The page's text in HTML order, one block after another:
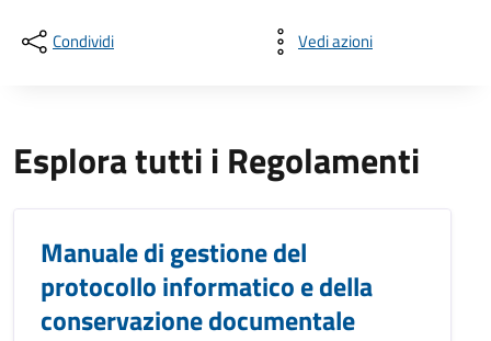
Condividi Vedi azioni
Esplora tutti i Regolamenti
Manuale di gestione del
protocollo informatico e della
conservazione documentale